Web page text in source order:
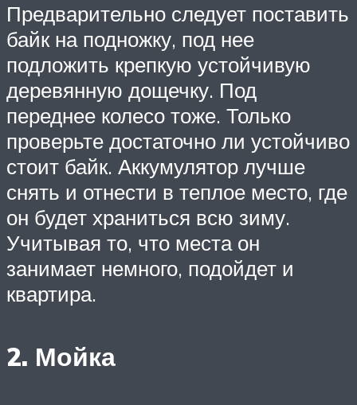
Предварительно следует поставить
байк на подножку, под нее
подложить крепкую устойчивую
деревянную дощечку. Под
переднее колесо тоже. Только
проверьте достаточно ли устойчиво
стоит байк. Аккумулятор лучше
снять и отнести в теплое место, где
он будет храниться всю зиму.
Учитывая то, что места он
занимает немного, подойдет и
квартира.
2. Мойка